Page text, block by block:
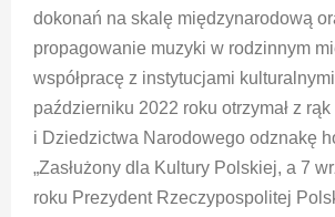
dokonań na skalę międzynarodową
propagowanie muzyki w rodzinnym
współpracę z instytucjami
październiku 2022 roku otrzymał z
i Dziedzictwa Narodowego odznakę
„Zasłużony dla Kultury Polskiej, a 7
roku Prezydent Rzeczypospolitej